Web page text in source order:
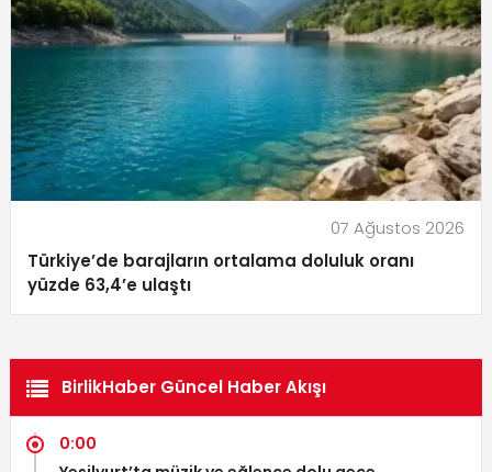
07 Ağustos 2026
Türkiye’de barajların ortalama doluluk oranı
yüzde 63,4’e ulaştı
BirlikHaber Güncel Haber Akışı
0:00